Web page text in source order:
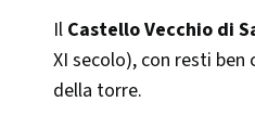
Il Castello Vecchio di
XI secolo), con resti
della torre.